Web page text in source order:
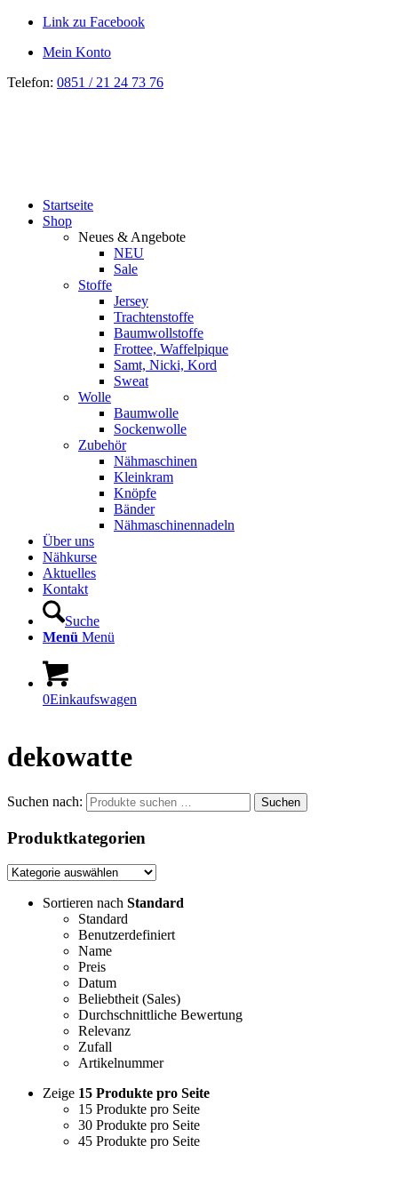
Link zu Facebook
Mein Konto
Telefon: 0851 / 21 24 73 76
Startseite
Shop
Neues & Angebote
NEU
Sale
Stoffe
Jersey
Trachtenstoffe
Baumwollstoffe
Frottee, Waffelpique
Samt, Nicki, Kord
Sweat
Wolle
Baumwolle
Sockenwolle
Zubehör
Nähmaschinen
Kleinkram
Knöpfe
Bänder
Nähmaschinennadeln
Über uns
Nähkurse
Aktuelles
Kontakt
Suche
Menü Menü
0Einkaufswagen
dekowatte
Sortieren nach Standard
Standard
Benutzerdefiniert
Name
Preis
Datum
Beliebtheit (Sales)
Durchschnittliche Bewertung
Relevanz
Zufall
Artikelnummer
Zeige 15 Produkte pro Seite
15 Produkte pro Seite
30 Produkte pro Seite
45 Produkte pro Seite
Suchen nach: Suchen
Produktkategorien